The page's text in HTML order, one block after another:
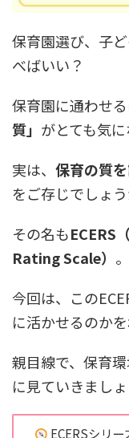
保育園選び、子
べばいい？
保育園に通わせ
質」 がとても気に
実は、 保育の質
をご存じでしょ
その名もECERS（
Rating Scale） 。
今回は、この
に活かせるのか
親目線で、保育
に見ていきましょ
ECERSシリ